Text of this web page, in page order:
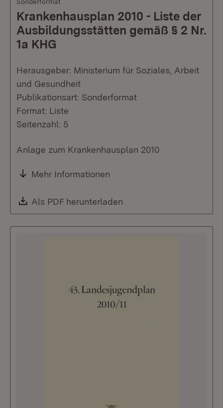
Krankenhausplan 2010 - Liste der
Ausbildungsstätten gemäß § 2 Nr.
1a KHG
Herausgeber: Ministerium für Soziales, Arbeit
und Gesundheit
Publikationsart: Sonderformat
Format: Liste
Seitenzahl: 5
Anlage zum Krankenhausplan 2010
Mehr Informationen
Download:
Als PDF herunterladen